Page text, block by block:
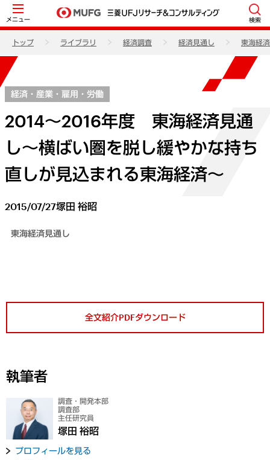
メニュー 検索
トップ ライブラリ 経済調査 経済見通し 東海経
経済・産業・雇用・労働
2014～2016年度 東海経済見通
し～横ばい圏を脱し緩やかな持ち
直しが見込まれる東海経済～
2015/07/27塚田 裕昭
東海経済見通し
全文紹介PDFダウンロード
執筆者
調査・開発本部
調査部
主任研究員
塚田 裕昭
プロフィールを見る